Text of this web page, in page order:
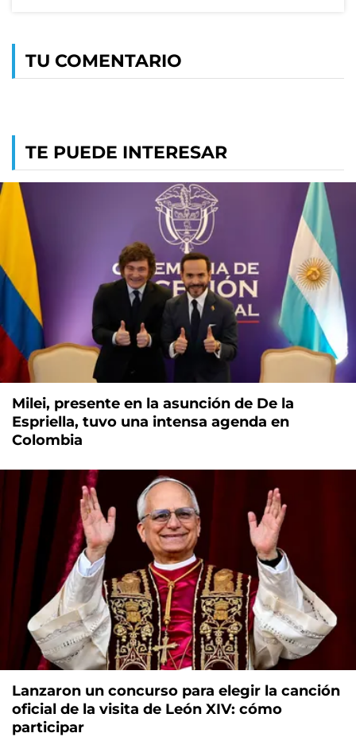
TU COMENTARIO
TE PUEDE INTERESAR
Milei, presente en la asunción de De la
Espriella, tuvo una intensa agenda en
Colombia
Lanzaron un concurso para elegir la canción
oficial de la visita de León XIV: cómo
participar